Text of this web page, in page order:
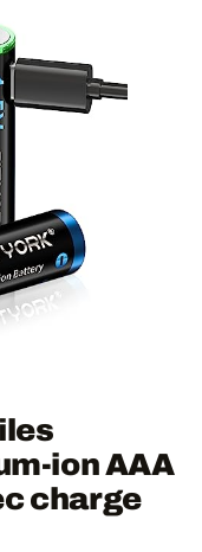
ion AAA
charge